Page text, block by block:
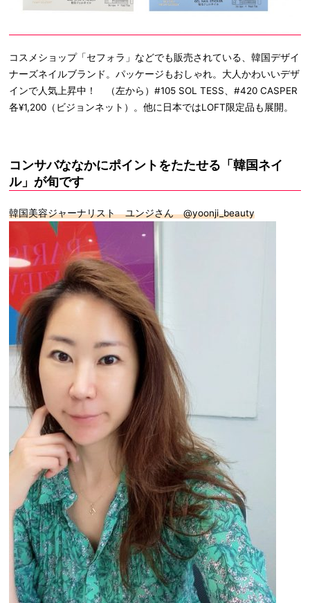
コスメショップ「セフォラ」などでも販売されている、韓国デザイ
ナーズネイルブランド。パッケージもおしゃれ。大人かわいいデザ
インで人気上昇中！ （左から）#105 SOL TESS、#420 CASPER
各¥1,200（ビジョンネット）。他に日本ではLOFT限定品も展開。
コンサバななかにポイントをたたせる「韓国ネイ
ル」が旬です
韓国美容ジャーナリスト ユンジさん @yoonji_beauty